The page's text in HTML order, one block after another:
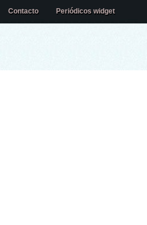
Contacto Periódicos widget